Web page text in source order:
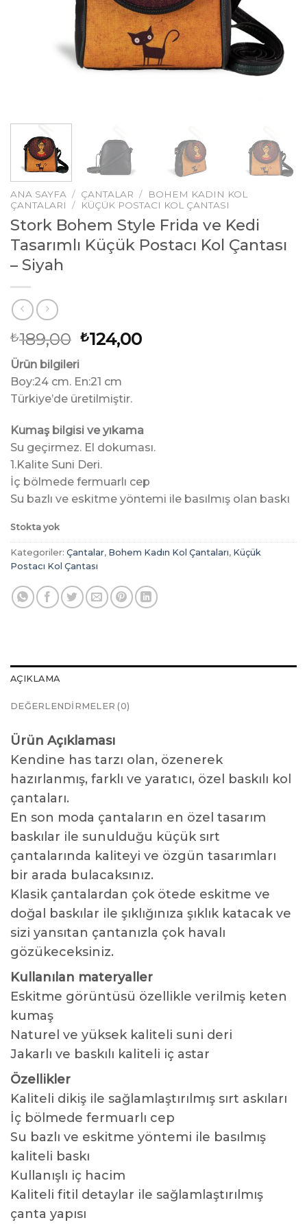
ANA SAYFA / ÇANTALAR /
BOHEM KADIN KOL
ÇANTALARI
/ KÜÇÜK POSTACI KOL ÇANTASI
Stork Bohem Style Frida ve Kedi
Tasarımlı Küçük Postacı Kol Çantası
– Siyah
₺189,00 Orijinal
₺124,00Şu
Ürün bilgileri
Boy:24 cm. En:21 cm
Türkiye’de üretilmiştir.
Kumaş bilgisi ve yıkama
Su geçirmez. El dokuması.
1.Kalite Suni Deri.
İç bölmede fermuarlı cep
Su bazlı ve eskitme yöntemi ile basılmış olan baskı
Stokta yok
Kategoriler: Çantalar, Bohem Kadın Kol Çantaları, Küçük
Postacı Kol Çantası
AÇIKLAMA
DEĞERLENDIRMELER (0)
Ürün Açıklaması
Kendine has tarzı olan, özenerek
hazırlanmış, farklı ve yaratıcı, özel baskılı kol
çantaları.
En son moda çantaların en özel tasarım
baskılar ile sunulduğu küçük sırt
çantalarında kaliteyi ve özgün tasarımları
bir arada bulacaksınız.
Klasik çantalardan çok ötede eskitme ve
doğal baskılar ile şıklığınıza şıklık katacak ve
sizi yansıtan çantanızla çok havalı
gözükeceksiniz.
Kullanılan materyaller
Eskitme görüntüsü özellikle verilmiş keten
kumaş
Naturel ve yüksek kaliteli suni deri
Jakarlı ve baskılı kaliteli iç astar
Özellikler
Kaliteli dikiş ile sağlamlaştırılmış sırt askıları
İç bölmede fermuarlı cep
Su bazlı ve eskitme yöntemi ile basılmış
kaliteli baskı
Kullanışlı iç hacim
Kaliteli fitil detaylar ile sağlamlaştırılmış
çanta yapısı